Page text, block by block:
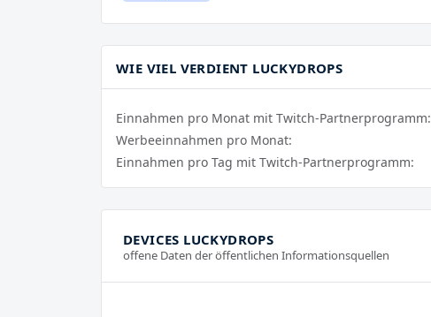
WIE VIEL VERDIENT LUCKYDROPS
Einnahmen pro Monat mit Twitch-Partnerprogramm:
Werbeeinnahmen pro Monat:
Einnahmen pro Tag mit Twitch-Partnerprogramm:
DEVICES LUCKYDROPS
offene Daten der öffentlichen Informationsquellen